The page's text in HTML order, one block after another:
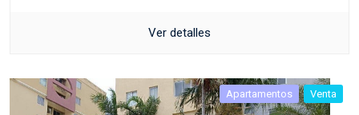
Ver detalles
Apartamentos Venta